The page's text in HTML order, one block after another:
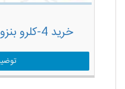
خرید 4-کلرو بنزوئیل کلراید 802618